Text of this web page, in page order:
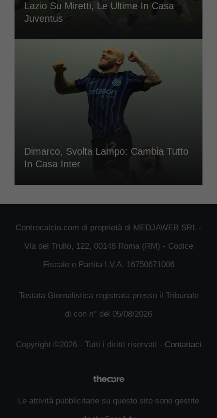
Lazio Su Miretti, Le Ultime In Casa
Juventus
Dimarco, Svolta Lampo: Cambia Tutto
In Casa Inter
Controcalcio.com di proprietà di MEDJAWEB SRL -
Via del Trullo, 122, 00148 Roma (RM) - Codice
Fiscale e Partita I.V.A. 16750671006
Testata Giornalistica registrata presso il Tribunale
di con n° del 05/08/2026
Copyright ©2026 - Tutti i diritti riservati - Contattaci
Le attività pubblicitarie su questo sito sono gestite